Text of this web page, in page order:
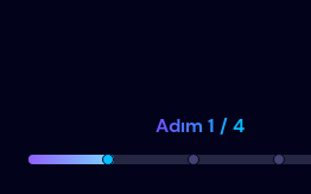
Adım 1 / 4